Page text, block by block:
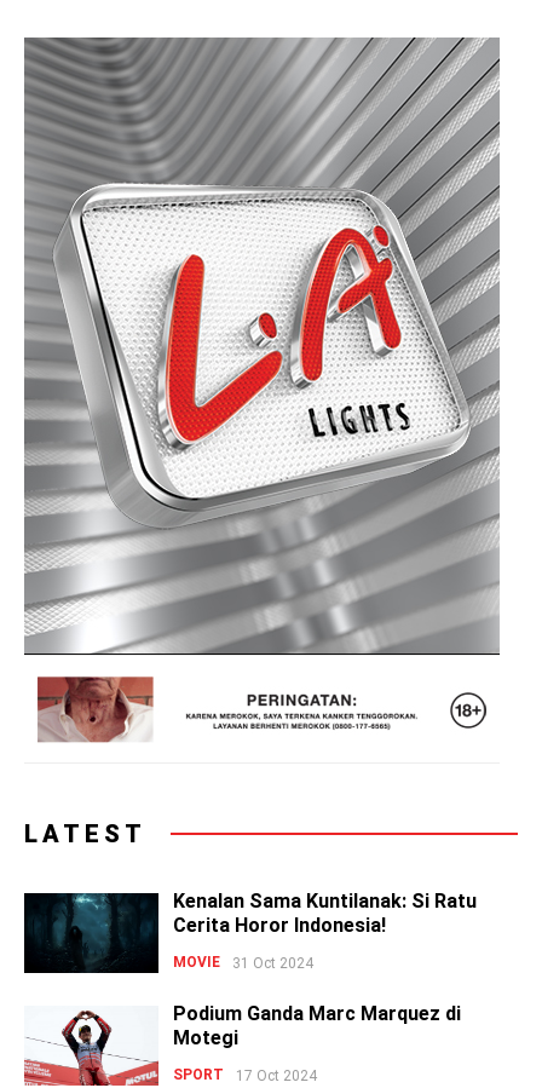
LATEST
Kenalan Sama Kuntilanak: Si Ratu
Cerita Horor Indonesia!
MOVIE 31 Oct 2024
Podium Ganda Marc Marquez di
Motegi
SPORT 17 Oct 2024